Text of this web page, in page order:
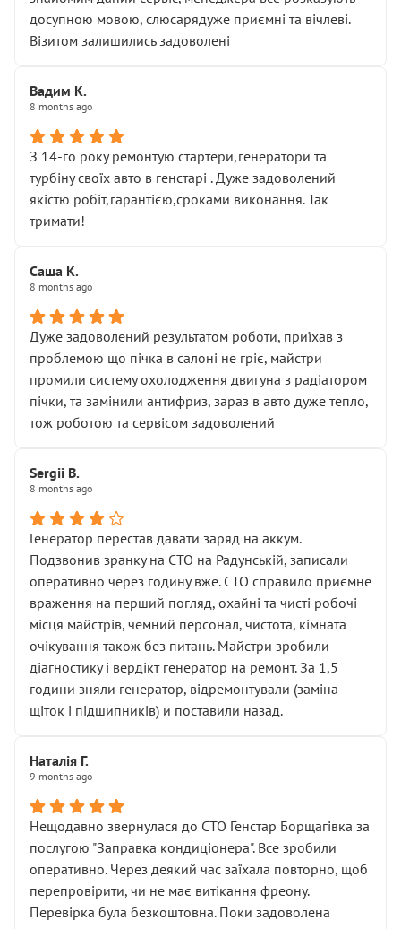
досупною мовою, слюсарядуже приємні та вічлеві.
Візитом залишились задоволені
Вадим К.
8 months ago
З 14-го року ремонтую стартери,генератори та
турбіну своїх авто в генстарі . Дуже задоволений
якістю робіт,гарантією,сроками виконання. Так
тримати!
Саша К.
8 months ago
Дуже задоволений результатом роботи, приїхав з
проблемою що пічка в салоні не гріє, майстри
промили систему охолодження двигуна з радіатором
пічки, та замінили антифриз, зараз в авто дуже тепло,
тож роботою та сервісом задоволений
Sergii B.
8 months ago
Генератор перестав давати заряд на аккум.
Подзвонив зранку на СТО на Радунській, записали
оперативно через годину вже. СТО справило приємне
враження на перший погляд, охайні та чисті робочі
місця майстрів, чемний персонал, чистота, кімната
очікування також без питань. Майстри зробили
діагностику і вердікт генератор на ремонт. За 1,5
години зняли генератор, відремонтували (заміна
щіток і підшипників) и поставили назад.
Наталія Г.
9 months ago
Нещодавно звернулася до СТО Генстар Борщагівка за
послугою "Заправка кондиціонера". Все зробили
оперативно. Через деякий час заїхала повторно, щоб
перепровірити, чи не має витікання фреону.
Перевірка була безкоштовна. Поки задоволена